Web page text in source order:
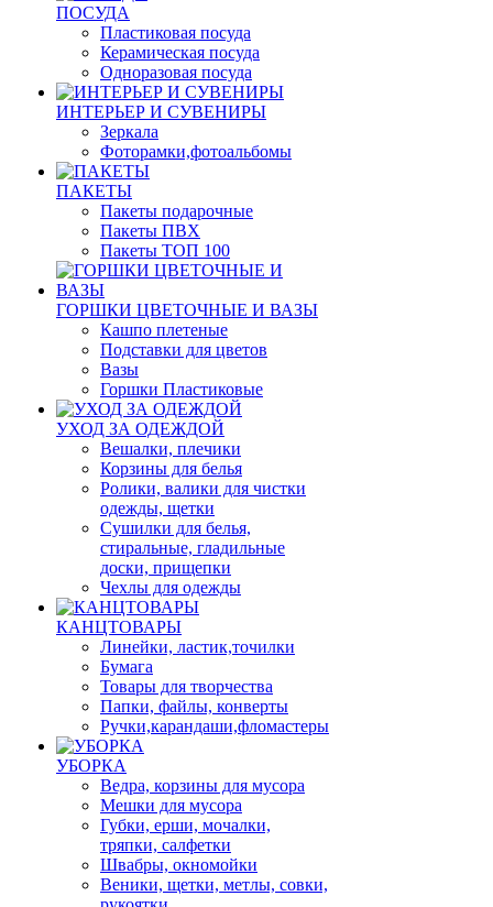
ПОСУДА
Пластиковая посуда
Керамическая посуда
Одноразовая посуда
ИНТЕРЬЕР И СУВЕНИРЫ
Зеркала
Фоторамки,фотоальбомы
ПАКЕТЫ
Пакеты подарочные
Пакеты ПВХ
Пакеты ТОП 100
ГОРШКИ ЦВЕТОЧНЫЕ И ВАЗЫ
Кашпо плетеные
Подставки для цветов
Вазы
Горшки Пластиковые
УХОД ЗА ОДЕЖДОЙ
Вешалки, плечики
Корзины для белья
Ролики, валики для чистки
одежды, щетки
Сушилки для белья,
стиральные, гладильные
доски, прищепки
Чехлы для одежды
КАНЦТОВАРЫ
Линейки, ластик,точилки
Бумага
Товары для творчества
Папки, файлы, конверты
Ручки,карандаши,фломастеры
УБОРКА
Ведра, корзины для мусора
Мешки для мусора
Губки, ерши, мочалки,
тряпки, салфетки
Швабры, окномойки
Веники, щетки, метлы, совки,